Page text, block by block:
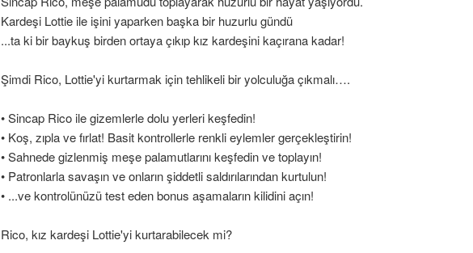
Kardeşi Lottie ile işini yaparken başka bir huzurlu gündü
...ta ki bir baykuş birden ortaya çıkıp kız kardeşini kaçırana kadar!
Şimdi Rico, Lottie'yi kurtarmak için tehlikeli bir yolculuğa çıkmalı….
• Sincap Rico ile gizemlerle dolu yerleri keşfedin!
• Koş, zıpla ve fırlat! Basit kontrollerle renkli eylemler gerçekleştirin!
• Sahnede gizlenmiş meşe palamutlarını keşfedin ve toplayın!
• Patronlarla savaşın ve onların şiddetli saldırılarından kurtulun!
• ...ve kontrolünüzü test eden bonus aşamaların kilidini açın!
Rico, kız kardeşi Lottie'yi kurtarabilecek mi?